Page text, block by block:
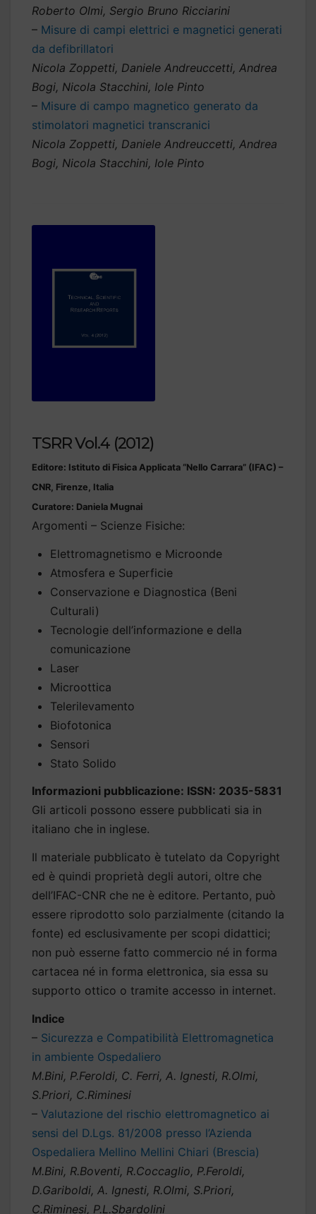
Roberto Olmi, Sergio Bruno Ricciarini
– Misure di campi elettrici e magnetici generati
da defibrillatori
Nicola Zoppetti, Daniele Andreuccetti, Andrea
Bogi, Nicola Stacchini, Iole Pinto
– Misure di campo magnetico generato da
stimolatori magnetici transcranici
Nicola Zoppetti, Daniele Andreuccetti, Andrea
Bogi, Nicola Stacchini, Iole Pinto
TSRR Vol.4 (2012)
Editore: Istituto di Fisica Applicata “Nello Carrara” (IFAC) –
CNR, Firenze, Italia
Curatore: Daniela Mugnai
Argomenti – Scienze Fisiche:
Elettromagnetismo e Microonde
Atmosfera e Superficie
Conservazione e Diagnostica (Beni
Culturali)
Tecnologie dell’informazione e della
comunicazione
Laser
Microottica
Telerilevamento
Biofotonica
Sensori
Stato Solido
Informazioni pubblicazione: ISSN: 2035-5831
Gli articoli possono essere pubblicati sia in
italiano che in inglese.
Il materiale pubblicato è tutelato da Copyright
ed è quindi proprietà degli autori, oltre che
dell’IFAC-CNR che ne è editore. Pertanto, può
essere riprodotto solo parzialmente (citando la
fonte) ed esclusivamente per scopi didattici;
non può esserne fatto commercio né in forma
cartacea né in forma elettronica, sia essa su
supporto ottico o tramite accesso in internet.
Indice
– Sicurezza e Compatibilità Elettromagnetica
in ambiente Ospedaliero
M.Bini, P.Feroldi, C. Ferri, A. Ignesti, R.Olmi,
S.Priori, C.Riminesi
– Valutazione del rischio elettromagnetico ai
sensi del D.Lgs. 81/2008 presso l’Azienda
Ospedaliera Mellino Mellini Chiari (Brescia)
M.Bini, R.Boventi, R.Coccaglio, P.Feroldi,
D.Gariboldi, A. Ignesti, R.Olmi, S.Priori,
C.Riminesi, P.L.Sbardolini